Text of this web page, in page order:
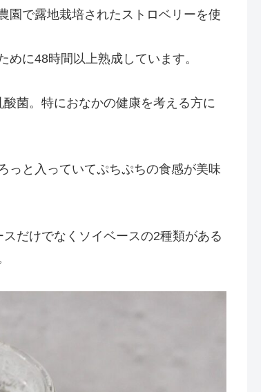
園で露地栽培されたストロベリーを使
に48時間以上熟成しています。
菌。特におなかの健康を考える方に
っと入っていてぷちぷちの食感が美味
だけでなくソイベースの2種類がある